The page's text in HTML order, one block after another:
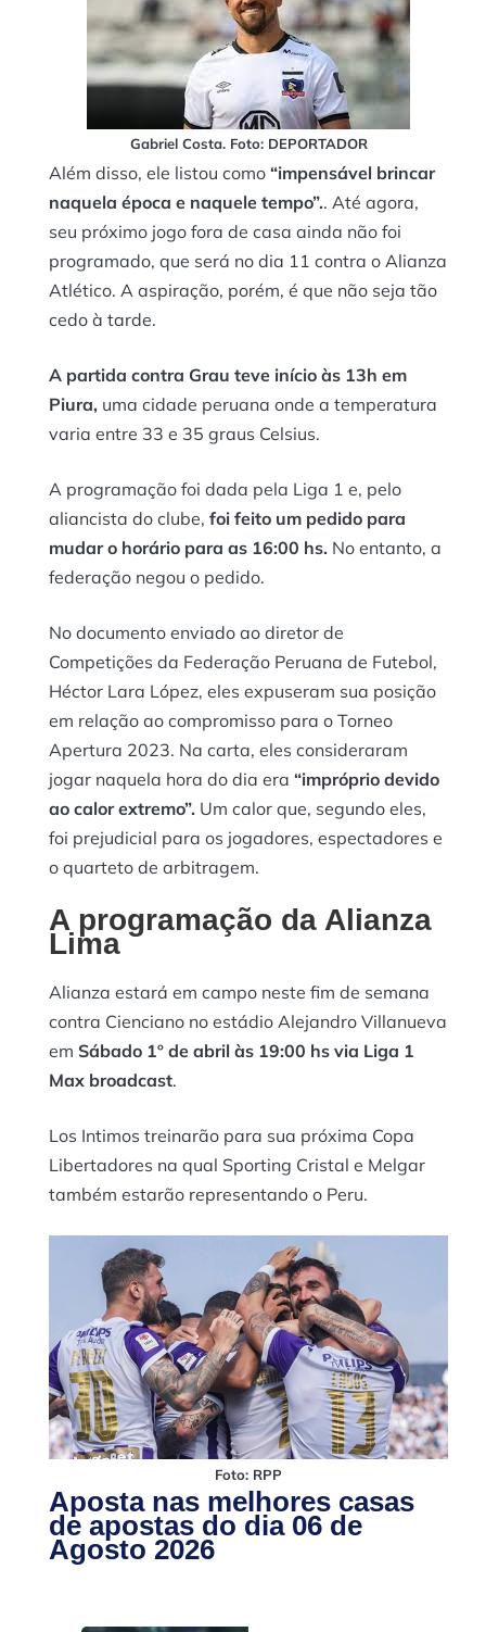
Gabriel Costa. Foto: DEPORTADOR
Além disso, ele listou como “impensável brincar
naquela época e naquele tempo”.. Até agora,
seu próximo jogo fora de casa ainda não foi
programado, que será no dia 11 contra o Alianza
Atlético. A aspiração, porém, é que não seja tão
cedo à tarde.
A partida contra Grau teve início às 13h em
Piura, uma cidade peruana onde a temperatura
varia entre 33 e 35 graus Celsius.
A programação foi dada pela Liga 1 e, pelo
aliancista do clube, foi feito um pedido para
mudar o horário para as 16:00 hs. No entanto, a
federação negou o pedido.
No documento enviado ao diretor de
Competições da Federação Peruana de Futebol,
Héctor Lara López, eles expuseram sua posição
em relação ao compromisso para o Torneo
Apertura 2023. Na carta, eles consideraram
jogar naquela hora do dia era “impróprio devido
ao calor extremo”. Um calor que, segundo eles,
foi prejudicial para os jogadores, espectadores e
o quarteto de arbitragem.
A programação da Alianza
Lima
Alianza estará em campo neste fim de semana
contra Cienciano no estádio Alejandro Villanueva
em Sábado 1º de abril às 19:00 hs via Liga 1
Max broadcast.
Los Intimos treinarão para sua próxima Copa
Libertadores na qual Sporting Cristal e Melgar
também estarão representando o Peru.
Foto: RPP
Aposta nas melhores casas
de apostas do dia 06 de
Agosto 2026